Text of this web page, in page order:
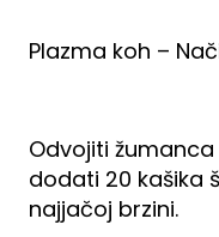
Plazma koh –
Odvojiti
dodati 20 kašika
najjačoj brzini.